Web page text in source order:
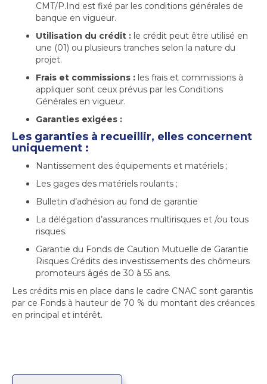
CMT/P.Ind est fixé par les conditions générales de
banque en vigueur.
Utilisation du crédit : le crédit peut être utilisé en
une (01) ou plusieurs tranches selon la nature du
projet.
Frais et commissions : les frais et commissions à
appliquer sont ceux prévus par les Conditions
Générales en vigueur.
Garanties exigées :
Les garanties à recueillir, elles concernent
uniquement :
Nantissement des équipements et matériels ;
Les gages des matériels roulants ;
Bulletin d’adhésion au fond de garantie
La délégation d’assurances multirisques et /ou tous
risques.
Garantie du Fonds de Caution Mutuelle de Garantie
Risques Crédits des investissements des chômeurs
promoteurs âgés de 30 à 55 ans.
Les crédits mis en place dans le cadre CNAC sont garantis
par ce Fonds à hauteur de 70 % du montant des créances
en principal et intérêt.